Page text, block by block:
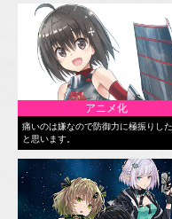
アニメ化
痛いのは嫌なので防御力に極振りし
と思います。